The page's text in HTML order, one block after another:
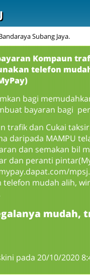
Subang Jaya.
Kompaun
telefon
bagi
bayaran bagi
trafik dan Cukai
daripada MAMPU
dan semakan bil
dan peranti
mudah alih,
mudah,
pada 20/10/2020